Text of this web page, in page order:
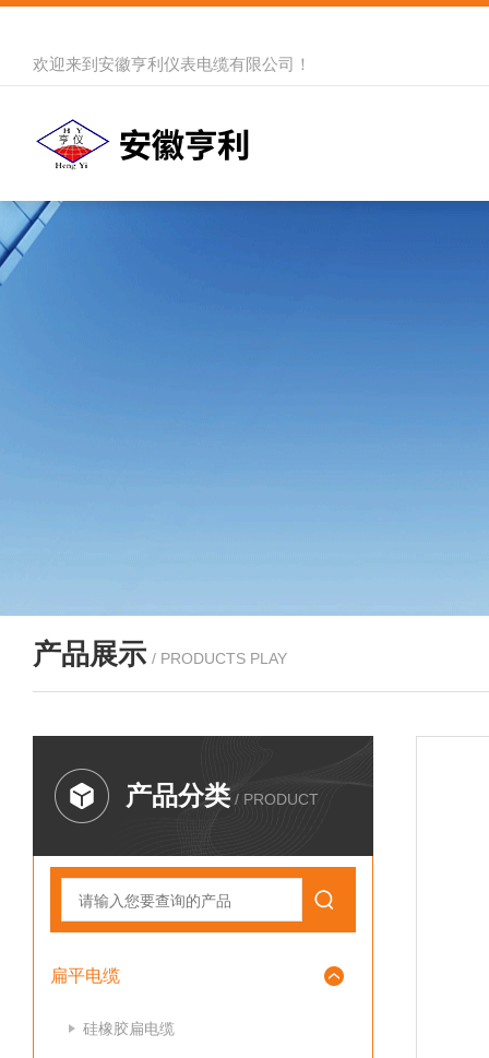
欢迎来到 安徽亨利仪表电缆有限公司 ！
产品展示 / PRODUCTS PLAY
产品分类 / PRODUCT
扁平电缆
硅橡胶扁电缆